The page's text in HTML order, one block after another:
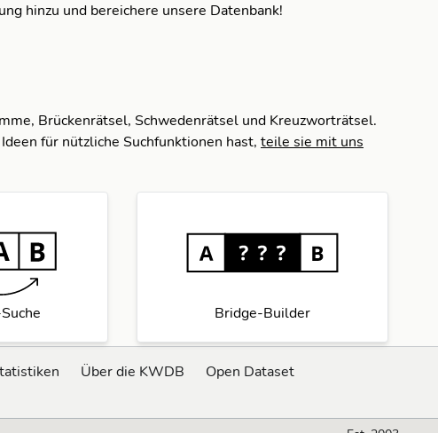
hinzu und bereichere unsere Datenbank!
Brückenrätsel, Schwedenrätsel und Kreuzworträtsel.
für nützliche Suchfunktionen hast, teile sie mit uns
Bridge-Builder
Über die KWDB
Open Dataset